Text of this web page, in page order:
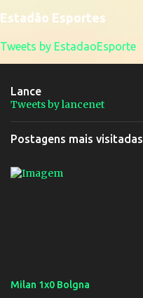
Estadão Esportes
Tweets by EstadaoEsporte
Lance
Tweets by lancenet
Postagens mais visitadas
Milan 1x0 Bolgna